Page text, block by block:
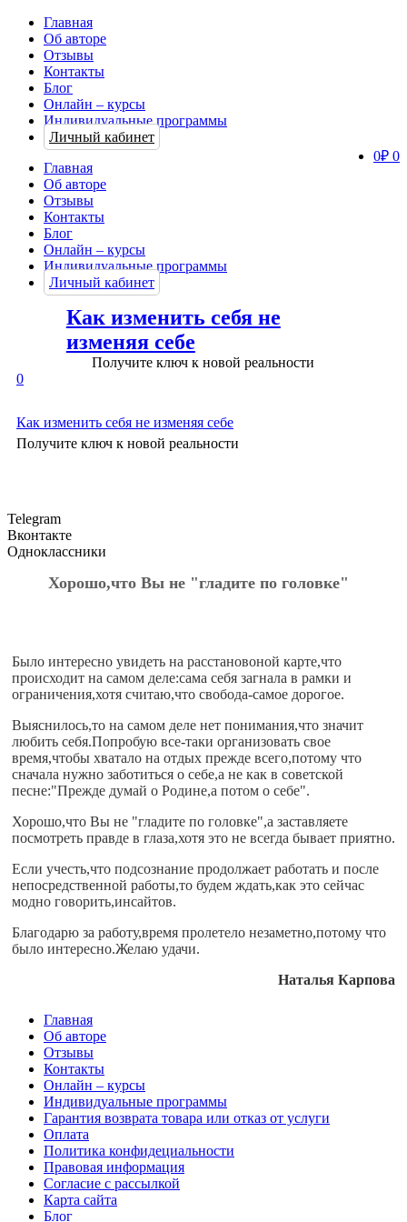
Главная
Об авторе
Отзывы
Контакты
Блог
Онлайн – курсы
Индивидуальные программы
Личный кабинет
0₽ 0
Главная
Об авторе
Отзывы
Контакты
Блог
Онлайн – курсы
Индивидуальные программы
Личный кабинет
Как изменить себя не
изменяя себе
Получите ключ к новой реальности
0
Как изменить себя не изменяя себе
Получите ключ к новой реальности
Telegram
Вконтакте
Одноклассники
Хорошо,что Вы не "гладите по головке"
Было интересно увидеть на расстановоной карте,что
происходит на самом деле:сама себя загнала в рамки и
ограничения,хотя считаю,что свобода-самое дорогое.
Выяснилось,то на самом деле нет понимания,что значит
любить себя.Попробую все-таки организовать свое
время,чтобы хватало на отдых прежде всего,потому что
сначала нужно заботиться о себе,а не как в советской
песне:"Прежде думай о Родине,а потом о себе".
Хорошо,что Вы не "гладите по головке",а заставляете
посмотреть правде в глаза,хотя это не всегда бывает приятно.
Если учесть,что подсознание продолжает работать и после
непосредственной работы,то будем ждать,как это сейчас
модно говорить,инсайтов.
Благодарю за работу,время пролетело незаметно,потому что
было интересно.Желаю удачи.
Наталья Карпова
Главная
Об авторе
Отзывы
Контакты
Онлайн – курсы
Индивидуальные программы
Гарантия возврата товара или отказ от услуги
Оплата
Политика конфидециальности
Правовая информация
Согласие с рассылкой
Карта сайта
Блог